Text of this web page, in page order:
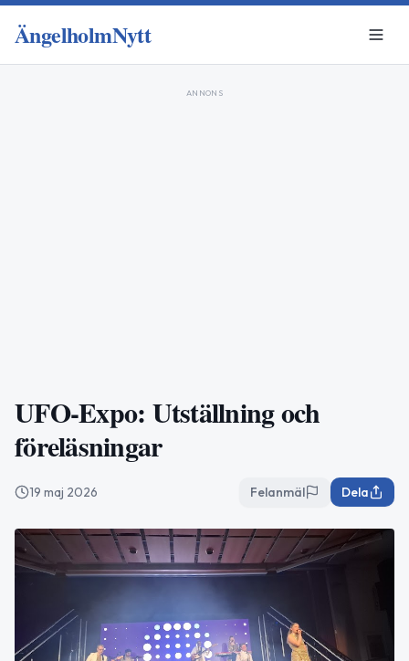
ÄngelholmNytt
ANNONS
UFO-Expo: Utställning och
föreläsningar
19 maj 2026 Felanmäl Dela